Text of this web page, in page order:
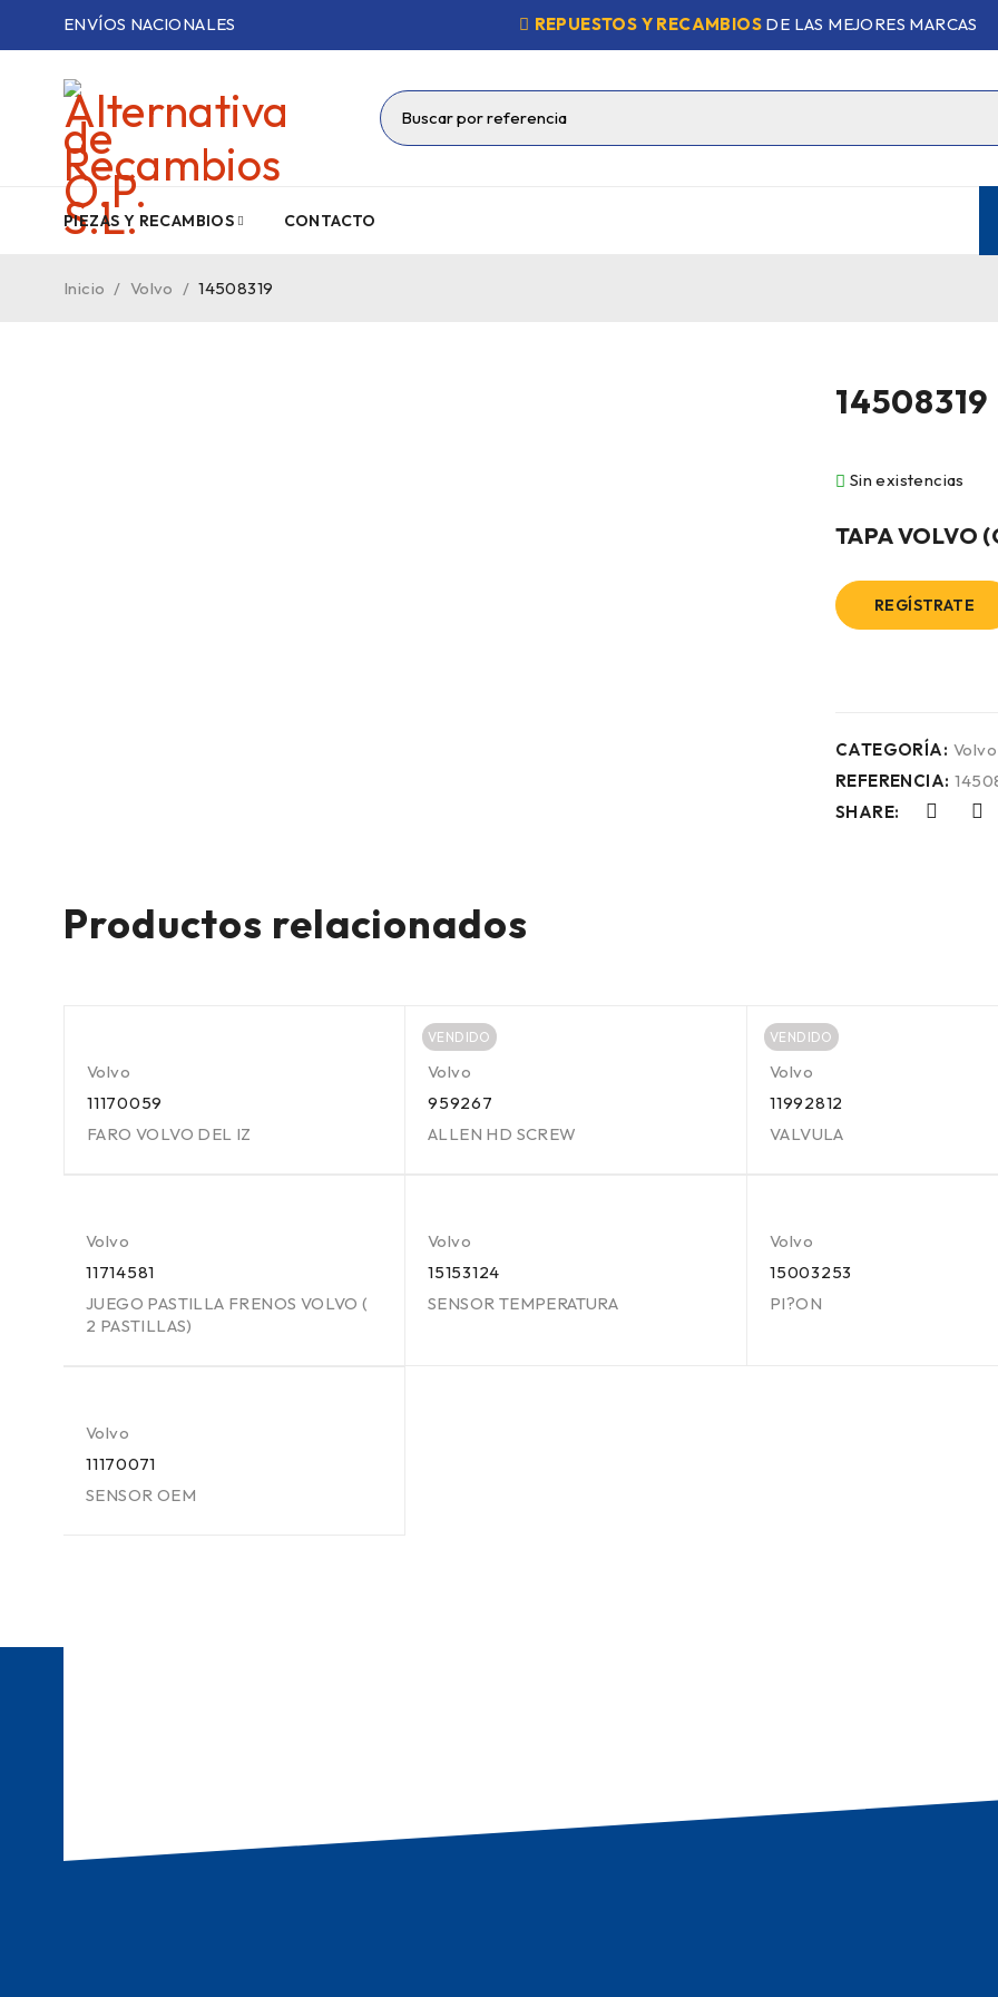
ENVÍOS NACIONALES REPUESTOS Y RECAMBIOS DE LAS MEJORES MARCAS
PIEZAS Y RECAMBIOS CONTACTO
Inicio / Volvo / 14508319
14508319
Sin existencias
TAPA VOLVO
REGÍSTRATE
CATEGORÍA: Volvo
REFERENCIA:
SHARE:
Productos relacionados
Volvo
11170059
FARO VOLVO DEL IZ
VENDIDO
Volvo
959267
ALLEN HD SCREW
VENDIDO
Volvo
11992812
VALVULA
Volvo
11714581
JUEGO PASTILLA FRENOS VOLVO (
2 PASTILLAS)
Volvo
15153124
SENSOR TEMPERATURA
Volvo
15003253
PI?ON
Volvo
11170071
SENSOR OEM